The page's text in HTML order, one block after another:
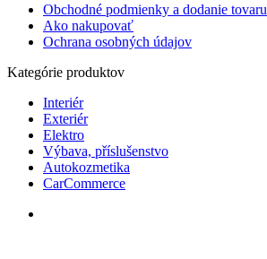
Obchodné podmienky a dodanie tovaru
Ako nakupovať
Ochrana osobných údajov
Kategórie produktov
Interiér
Exteriér
Elektro
Výbava, příslušenstvo
Autokozmetika
CarCommerce